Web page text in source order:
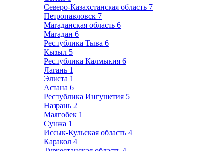
Северо-Казахстанская область 7
Петропавловск 7
Магаданская область 6
Магадан 6
Республика Тыва 6
Кызыл 5
Республика Калмыкия 6
Лагань 1
Элиста 1
Астана 6
Республика Ингушетия 5
Назрань 2
Малгобек 1
Сунжа 1
Иссык-Кульская область 4
Каракол 4